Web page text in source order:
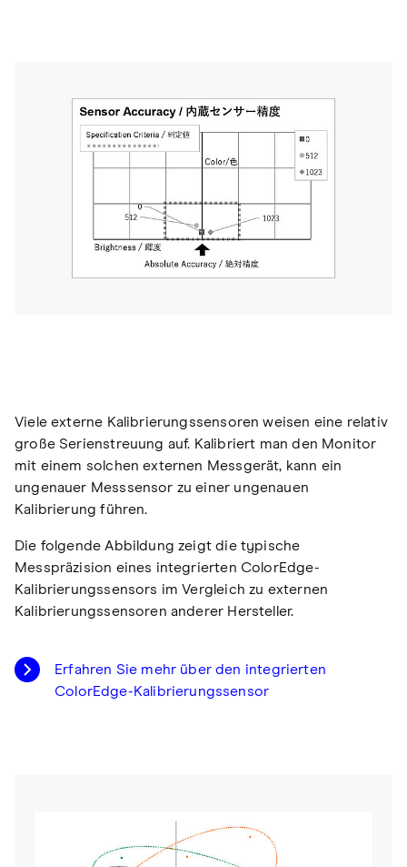
Viele externe Kalibrierungssensoren weisen eine relativ
große Serienstreuung auf. Kalibriert man den Monitor
mit einem solchen externen Messgerät, kann ein
ungenauer Messsensor zu einer ungenauen
Kalibrierung führen.
Die folgende Abbildung zeigt die typische
Messpräzision eines integrierten ColorEdge-
Kalibrierungssensors im Vergleich zu externen
Kalibrierungssensoren anderer Hersteller.
Erfahren Sie mehr über den integrierten
ColorEdge-Kalibrierungssensor